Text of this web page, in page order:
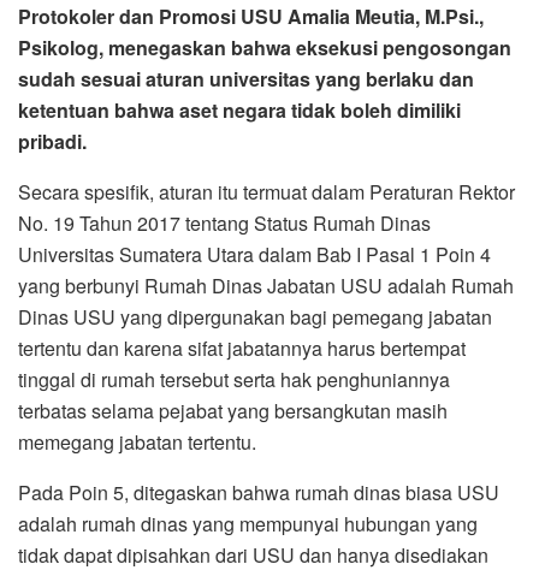
Protokoler dan Promosi USU Amalia Meutia, M.Psi.,
Psikolog, menegaskan bahwa eksekusi pengosongan
sudah sesuai aturan universitas yang berlaku dan
ketentuan bahwa aset negara tidak boleh dimiliki
pribadi.
Secara spesifik, aturan itu termuat dalam Peraturan Rektor
No. 19 Tahun 2017 tentang Status Rumah Dinas
Universitas Sumatera Utara dalam Bab I Pasal 1 Poin 4
yang berbunyi Rumah Dinas Jabatan USU adalah Rumah
Dinas USU yang dipergunakan bagi pemegang jabatan
tertentu dan karena sifat jabatannya harus bertempat
tinggal di rumah tersebut serta hak penghuniannya
terbatas selama pejabat yang bersangkutan masih
memegang jabatan tertentu.
Pada Poin 5, ditegaskan bahwa rumah dinas biasa USU
adalah rumah dinas yang mempunyai hubungan yang
tidak dapat dipisahkan dari USU dan hanya disediakan